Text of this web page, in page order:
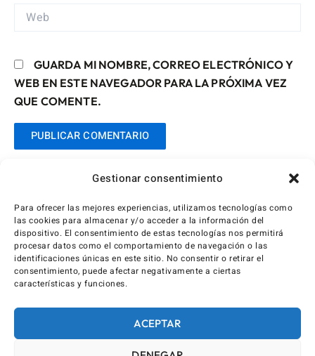
Gestionar consentimiento
Para ofrecer las mejores experiencias, utilizamos tecnologías como
las cookies para almacenar y/o acceder a la información del
dispositivo. El consentimiento de estas tecnologías nos permitirá
procesar datos como el comportamiento de navegación o las
identificaciones únicas en este sitio. No consentir o retirar el
consentimiento, puede afectar negativamente a ciertas
características y funciones.
ACEPTAR
WEB
GUARDA MI NOMBRE, CORREO ELECTRÓNICO Y
WEB EN ESTE NAVEGADOR PARA LA PRÓXIMA VEZ
QUE COMENTE.